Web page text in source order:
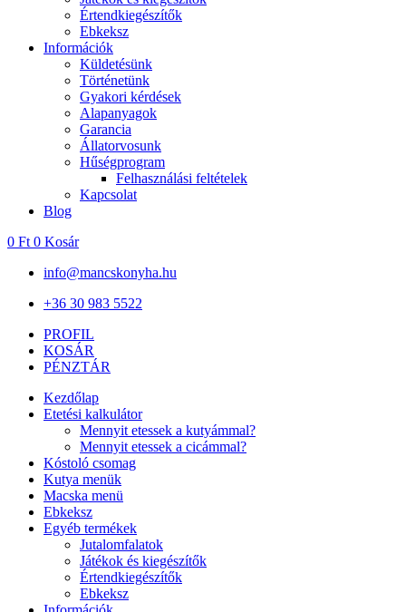
Értendkiegészítők
Ebkeksz
Információk
Küldetésünk
Történetünk
Gyakori kérdések
Alapanyagok
Garancia
Állatorvosunk
Hűségprogram
Felhasználási feltételek
Kapcsolat
Blog
0 Ft 0 Kosár
info@mancskonyha.hu
+36 30 983 5522
PROFIL
KOSÁR
PÉNZTÁR
Kezdőlap
Etetési kalkulátor
Mennyit etessek a kutyámmal?
Mennyit etessek a cicámmal?
Kóstoló csomag
Kutya menük
Macska menü
Ebkeksz
Egyéb termékek
Jutalomfalatok
Játékok és kiegészítők
Értendkiegészítők
Ebkeksz